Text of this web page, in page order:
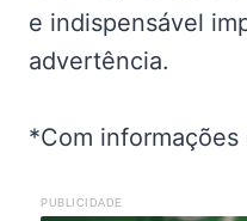
e indispensável
advertência.
*Com
PUBLICIDADE